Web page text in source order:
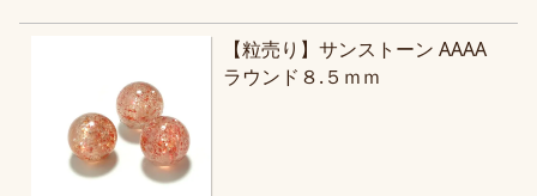
【粒売り】サンストーン AAAA
ラウンド８.５ｍｍ